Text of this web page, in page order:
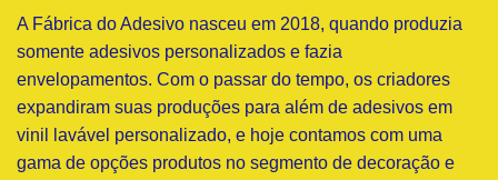
A Fábrica do Adesivo nasceu em 2018, quando produzia
somente adesivos personalizados e fazia
envelopamentos. Com o passar do tempo, os criadores
expandiram suas produções para além de adesivos em
vinil lavável personalizado, e hoje contamos com uma
gama de opções produtos no segmento de decoração e